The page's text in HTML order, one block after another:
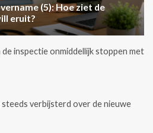
(5): Hoe ziet de
eruit?
inspectie onmiddellijk stoppen met
verbijsterd over de nieuwe